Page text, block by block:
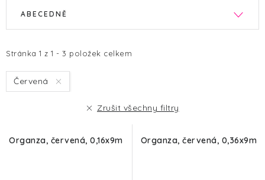
i
s
p
d
Stránka 1 z 1 - 3 položek celkem
e
n
í
o
ABECEDNĚ
Červená
Zrušit všechny filtry
Organza, červená, 0,16x9m Organza, červená, 0,36x9m